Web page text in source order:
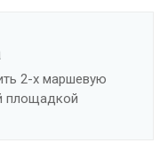
2-х маршевую
площадкой